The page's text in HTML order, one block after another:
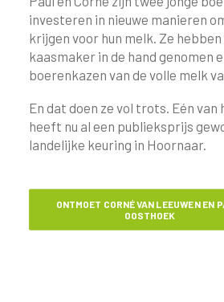
investeren in nieuwe manieren
krijgen voor hun melk. Ze
kaasmaker in de hand genomen
boerenkazen van de volle melk
En dat doen ze vol trots. Eén van
heeft nu al een publieksprijs
landelijke keuring in Hoornaar.
ONTMOET CORNÉ VAN LEEUWEN EN
OOSTHOEK